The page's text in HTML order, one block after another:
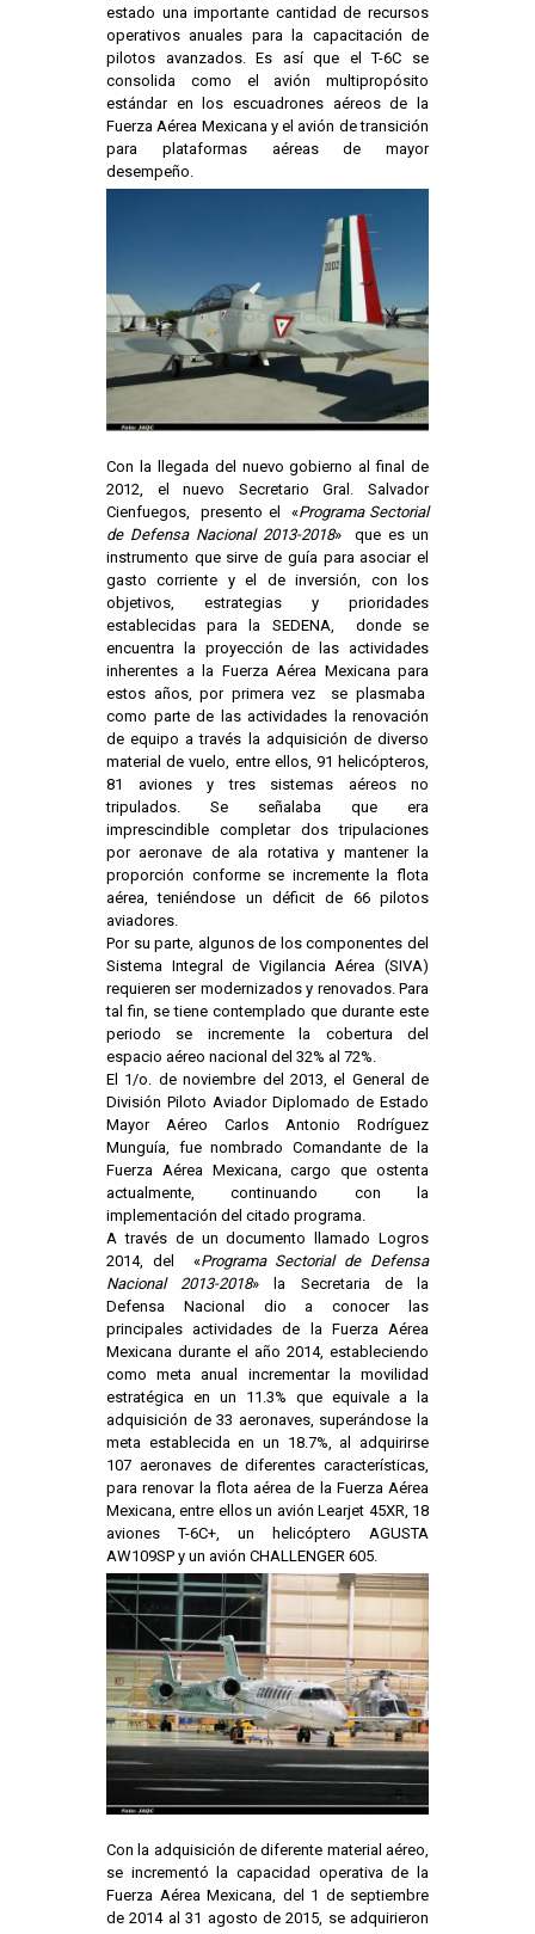
estado una importante cantidad de recursos
operativos anuales para la capacitación de
pilotos avanzados. Es así que el T-6C se
consolida como el avión multipropósito
estándar en los escuadrones aéreos de la
Fuerza Aérea Mexicana y el avión de transición
para plataformas aéreas de mayor
desempeño.
Con la llegada del nuevo gobierno al final de
2012, el nuevo Secretario Gral. Salvador
Cienfuegos, presento el «Programa Sectorial
de Defensa Nacional 2013-2018» que es un
instrumento que sirve de guía para asociar el
gasto corriente y el de inversión, con los
objetivos, estrategias y prioridades
establecidas para la SEDENA, donde se
encuentra la proyección de las actividades
inherentes a la Fuerza Aérea Mexicana para
estos años, por primera vez se plasmaba
como parte de las actividades la renovación
de equipo a través la adquisición de diverso
material de vuelo, entre ellos, 91 helicópteros,
81 aviones y tres sistemas aéreos no
tripulados. Se señalaba que era
imprescindible completar dos tripulaciones
por aeronave de ala rotativa y mantener la
proporción conforme se incremente la flota
aérea, teniéndose un déficit de 66 pilotos
aviadores.
Por su parte, algunos de los componentes del
Sistema Integral de Vigilancia Aérea (SIVA)
requieren ser modernizados y renovados. Para
tal fin, se tiene contemplado que durante este
periodo se incremente la cobertura del
espacio aéreo nacional del 32% al 72%.
El 1/o. de noviembre del 2013, el General de
División Piloto Aviador Diplomado de Estado
Mayor Aéreo Carlos Antonio Rodríguez
Munguía, fue nombrado Comandante de la
Fuerza Aérea Mexicana, cargo que ostenta
actualmente, continuando con la
implementación del citado programa.
A través de un documento llamado Logros
2014, del «Programa Sectorial de Defensa
Nacional 2013-2018» la Secretaria de la
Defensa Nacional dio a conocer las
principales actividades de la Fuerza Aérea
Mexicana durante el año 2014, estableciendo
como meta anual incrementar la movilidad
estratégica en un 11.3% que equivale a la
adquisición de 33 aeronaves, superándose la
meta establecida en un 18.7%, al adquirirse
107 aeronaves de diferentes características,
para renovar la flota aérea de la Fuerza Aérea
Mexicana, entre ellos un avión Learjet 45XR, 18
aviones T-6C+, un helicóptero AGUSTA
AW109SP y un avión CHALLENGER 605.
Con la adquisición de diferente material aéreo,
se incrementó la capacidad operativa de la
Fuerza Aérea Mexicana, del 1 de septiembre
de 2014 al 31 agosto de 2015, se adquirieron